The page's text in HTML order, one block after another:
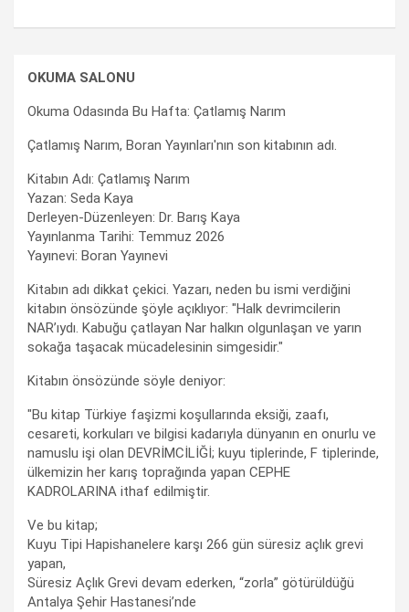
OKUMA SALONU
Okuma Odasında Bu Hafta: Çatlamış Narım
Çatlamış Narım, Boran Yayınları'nın son kitabının adı.
Kitabın Adı: Çatlamış Narım
Yazan: Seda Kaya
Derleyen-Düzenleyen: Dr. Barış Kaya
Yayınlanma Tarihi: Temmuz 2026
Yayınevi: Boran Yayınevi
Kitabın adı dikkat çekici. Yazarı, neden bu ismi verdiğini
kitabın önsözünde şöyle açıklıyor: "Halk devrimcilerin
NAR’ıydı. Kabuğu çatlayan Nar halkın olgunlaşan ve yarın
sokağa taşacak mücadelesinin simgesidir."
Kitabın önsözünde söyle deniyor:
"Bu kitap Türkiye faşizmi koşullarında eksiği, zaafı,
cesareti, korkuları ve bilgisi kadarıyla dünyanın en onurlu ve
namuslu işi olan DEVRİMCİLİĞİ; kuyu tiplerinde, F tiplerinde,
ülkemizin her karış toprağında yapan CEPHE
KADROLARINA ithaf edilmiştir.
Ve bu kitap;
Kuyu Tipi Hapishanelere karşı 266 gün süresiz açlık grevi
yapan,
Süresiz Açlık Grevi devam ederken, “zorla” götürüldüğü
Antalya Şehir Hastanesi’nde